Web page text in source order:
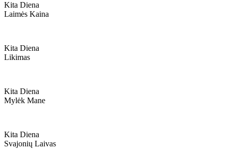
Kita Diena
Laimės Kaina
Kita Diena
Likimas
Kita Diena
Mylėk Mane
Kita Diena
Svajonių Laivas